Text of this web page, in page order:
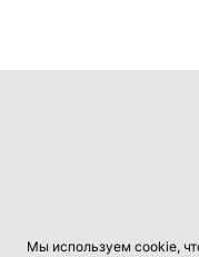
Мы используем cookie,